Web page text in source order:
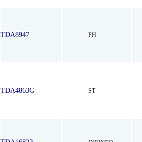
TDA8947 PH
TDA4863G ST